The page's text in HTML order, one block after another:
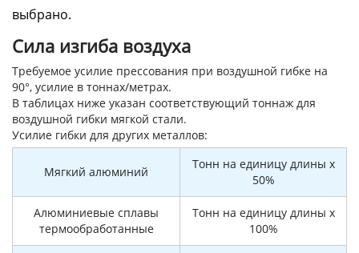
выбрано.
Сила изгиба воздуха
Требуемое усилие прессования при воздушной гибке на
90°, усилие в тоннах/метрах.
В таблицах ниже указан соответствующий тоннаж для
воздушной гибки мягкой стали.
Усилие гибки для других металлов:
Мягкий алюминий
Тонн на единицу длины x
50%
Алюминиевые сплавы
термообработанные
Тонн на единицу длины x
100%